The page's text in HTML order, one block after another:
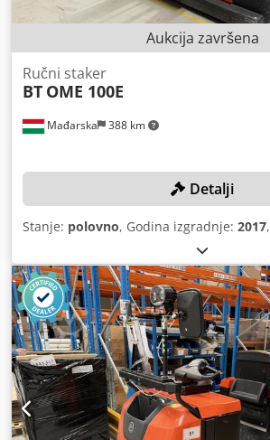
Aukcija završena
Mađarska 388 km
Ručni staker
BT OME 100E
Detalji
Stanje: polovno, Godina izgradnje: 2017,